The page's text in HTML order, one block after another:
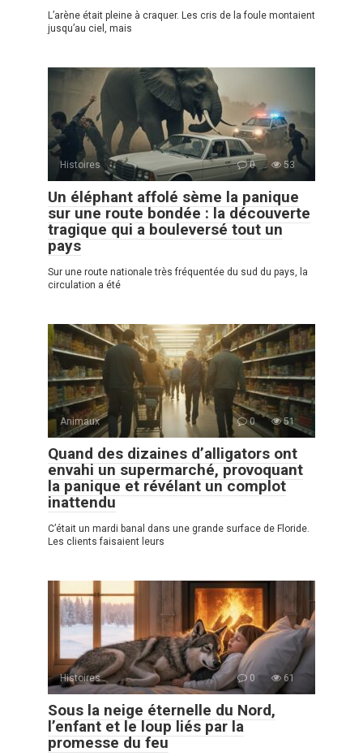
L’arène était pleine à craquer. Les cris de la foule montaient
jusqu’au ciel, mais
Histoires 0 53
Un éléphant affolé sème la panique
sur une route bondée : la découverte
tragique qui a bouleversé tout un
pays
Sur une route nationale très fréquentée du sud du pays, la
circulation a été
Animaux 0 51
Quand des dizaines d’alligators ont
envahi un supermarché, provoquant
la panique et révélant un complot
inattendu
C’était un mardi banal dans une grande surface de Floride.
Les clients faisaient leurs
Histoires 0 61
Sous la neige éternelle du Nord,
l’enfant et le loup liés par la
promesse du feu